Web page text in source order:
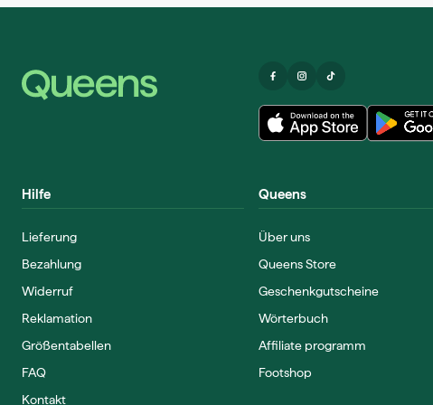
Hilfe
Lieferung
Bezahlung
Widerruf
Reklamation
Größentabellen
FAQ
Kontakt
Queens
Über uns
Queens Store
Geschenkgutscheine
Wörterbuch
Affiliate programm
Footshop